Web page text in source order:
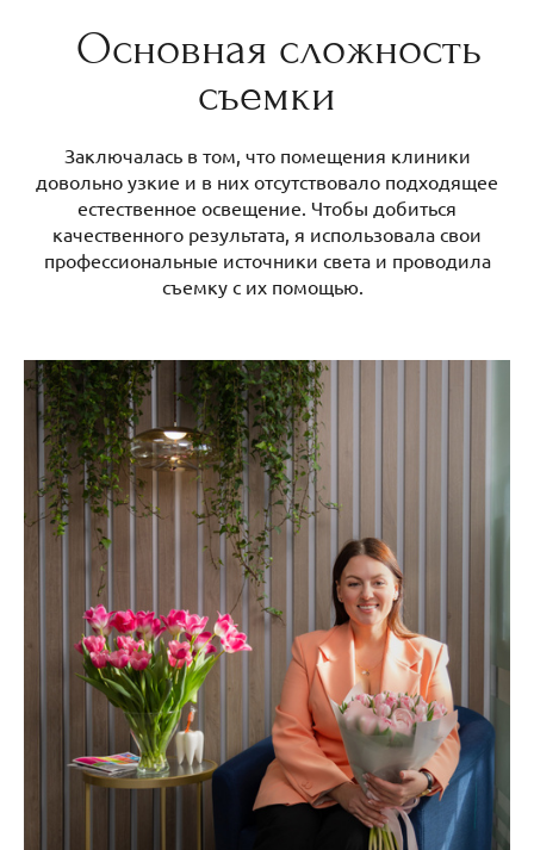
Основная сложность
съемки
Заключалась в том, что помещения клиники
довольно узкие и в них отсутствовало подходящее
естественное освещение. Чтобы добиться
качественного результата, я использовала свои
профессиональные источники света и проводила
съемку с их помощью.